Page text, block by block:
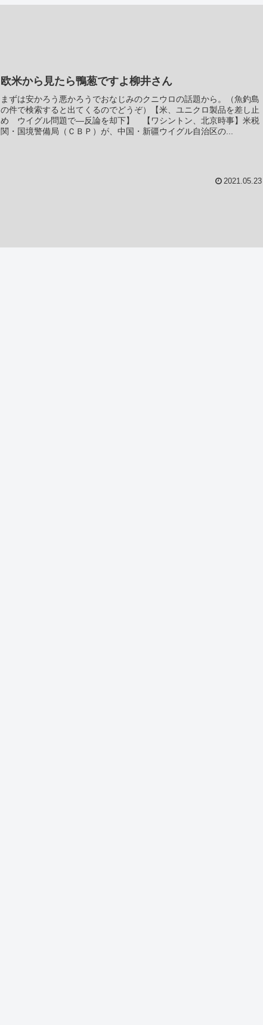
欧米から見たら鴨葱ですよ柳井さん
まずは安かろう悪かろうでおなじみのクニウロの話題から。（魚釣島
の件で検索すると出てくるのでどうぞ）【米、ユニクロ製品を差し止
め ウイグル問題で―反論を却下】 【ワシントン、北京時事】米税
関・国境警備局（ＣＢＰ）が、中国・新疆ウイグル自治区の...
2021.05.23